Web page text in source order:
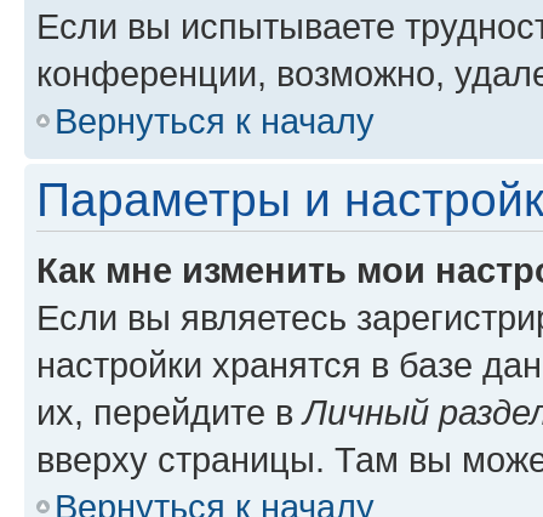
Если вы испытываете
конференции, возможно,
Вернуться к началу
Параметры и
Как мне изменить мои
Если вы являетесь
настройки хранятся в базе
их, перейдите вЛичный
вверху страницы. Там вы
Вернуться к началу